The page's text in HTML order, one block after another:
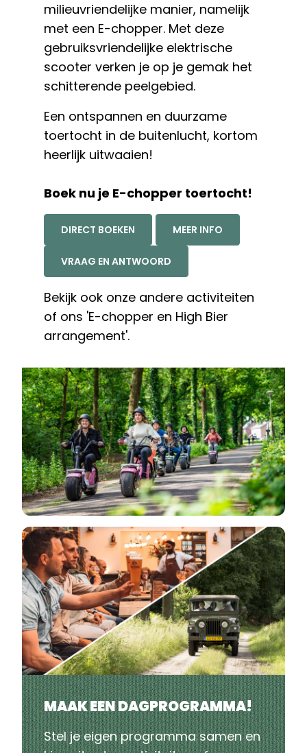
milieuvriendelijke manier, namelijk
met een E-chopper. Met deze
gebruiksvriendelijke elektrische
scooter verken je op je gemak het
schitterende peelgebied.
Een ontspannen en duurzame
toertocht in de buitenlucht, kortom
heerlijk uitwaaien!
Boek nu je E-chopper toertocht!
DIRECT BOEKEN MEER INFO
VRAAG EN ANTWOORD
Bekijk ook onze andere activiteiten
of ons 'E-chopper en High Bier
arrangement'.
MAAK EEN DAGPROGRAMMA!
Stel je eigen programma samen en